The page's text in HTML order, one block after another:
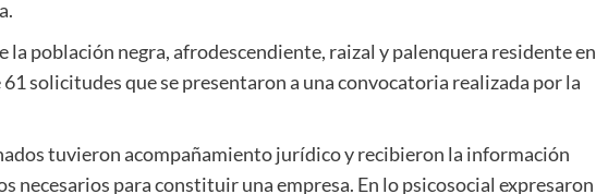
la población negra, afrodescendiente, raizal y palenquera residente en
solicitudes que se presentaron a una convocatoria realizada por la
tuvieron acompañamiento jurídico y recibieron la información
necesarios para constituir una empresa. En lo psicosocial expresaron